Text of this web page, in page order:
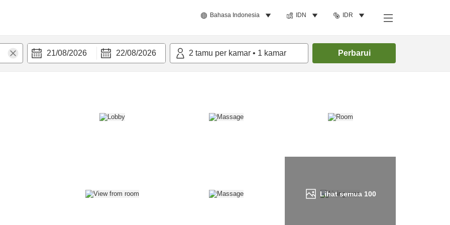
Bahasa Indonesia IDN IDR
21/08/2026 22/08/2026 2 tamu per kamar • 1 kamar Perbarui
Lihat semua 100
Cari kamar